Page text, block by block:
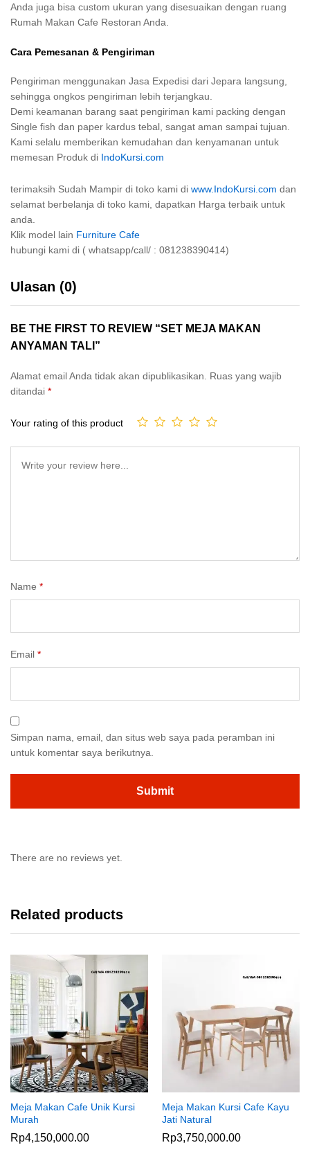
Anda juga bisa custom ukuran yang disesuaikan dengan ruang
Rumah Makan Cafe Restoran Anda.
Cara Pemesanan & Pengiriman
Pengiriman menggunakan Jasa Expedisi dari Jepara langsung,
sehingga ongkos pengiriman lebih terjangkau.
Demi keamanan barang saat pengiriman kami packing dengan
Single fish dan paper kardus tebal, sangat aman sampai tujuan.
Kami selalu memberikan kemudahan dan kenyamanan untuk
memesan Produk di IndoKursi.com
terimaksih Sudah Mampir di toko kami di www.IndoKursi.com dan
selamat berbelanja di toko kami, dapatkan Harga terbaik untuk
anda.
Klik model lain Furniture Cafe
hubungi kami di ( whatsapp/call/ : 081238390414)
Ulasan (0)
BE THE FIRST TO REVIEW “SET MEJA MAKAN
ANYAMAN TALI”
Alamat email Anda tidak akan dipublikasikan. Ruas yang wajib
ditandai *
Your rating of this product
Name *
Email *
Simpan nama, email, dan situs web saya pada peramban ini
untuk komentar saya berikutnya.
There are no reviews yet.
Related products
Meja Makan Cafe Unik Kursi
Murah
Rp4,150,000.00
Meja Makan Kursi Cafe Kayu
Jati Natural
Rp3,750,000.00